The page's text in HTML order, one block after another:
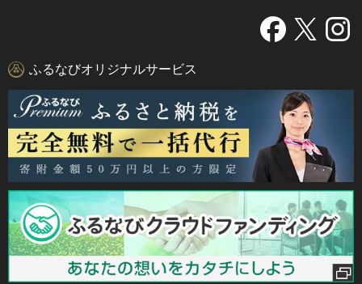
ふるなびオリジナルサービス